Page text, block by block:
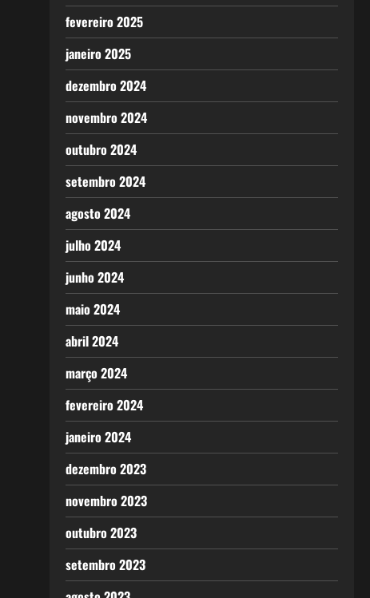
fevereiro 2025
janeiro 2025
dezembro 2024
novembro 2024
outubro 2024
setembro 2024
agosto 2024
julho 2024
junho 2024
maio 2024
abril 2024
março 2024
fevereiro 2024
janeiro 2024
dezembro 2023
novembro 2023
outubro 2023
setembro 2023